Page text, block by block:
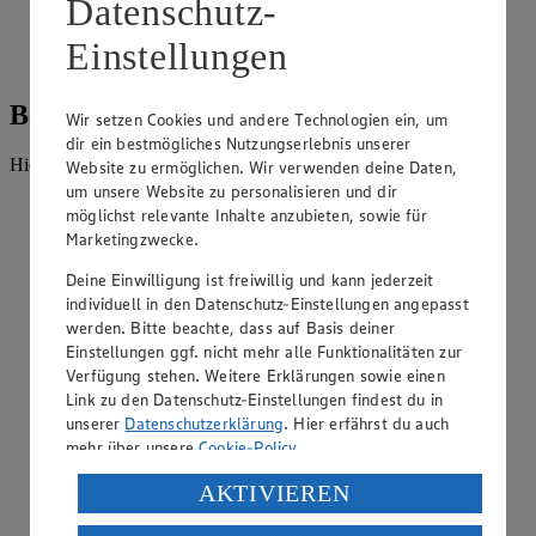
Einkaufsgutscheine
Beratung und Sortiment
Hier findest du alles, was unser EDEKA Markt anbietet.
Datenschutz-
Einstellungen
Wir setzen Cookies und andere Technologien ein, um
dir ein bestmögliches Nutzungserlebnis unserer
Website zu ermöglichen. Wir verwenden deine Daten,
um unsere Website zu personalisieren und dir
möglichst relevante Inhalte anzubieten, sowie für
Marketingzwecke.
Deine Einwilligung ist freiwillig und kann jederzeit
individuell in den Datenschutz-Einstellungen angepasst
werden. Bitte beachte, dass auf Basis deiner
Einstellungen ggf. nicht mehr alle Funktionalitäten zur
Verfügung stehen. Weitere Erklärungen sowie einen
Link zu den Datenschutz-Einstellungen findest du in
unserer Datenschutzerklärung. Hier erfährst du auch
mehr über unsereCookie-Policy.
Verarbeitung deiner personenbezogenen Daten in den
USA durch Facebook und YouTube:
AKTIVIEREN